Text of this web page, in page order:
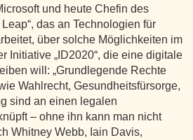
und heute Chefin des
das an Technologien für
über solche Möglichkeiten im
Initiative „ID2020“, die eine digitale
will: „Grundlegende Rechte
Wahlrecht, Gesundheitsfürsorge,
sind an einen legalen
– ohne ihn kann man nicht
Whitney Webb, Iain Davis,